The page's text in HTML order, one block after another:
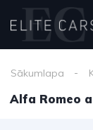
Sākumlapa
Alfa Romeo